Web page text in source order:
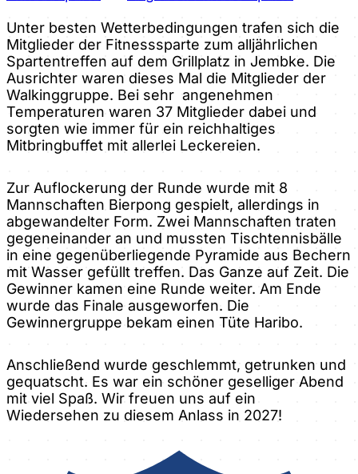
Unter besten Wetterbedingungen trafen sich die
Mitglieder der Fitnesssparte zum alljährlichen
Spartentreffen auf dem Grillplatz in Jembke. Die
Ausrichter waren dieses Mal die Mitglieder der
Walkinggruppe. Bei sehr angenehmen
Temperaturen waren 37 Mitglieder dabei und
sorgten wie immer für ein reichhaltiges
Mitbringbuffet mit allerlei Leckereien.
Zur Auflockerung der Runde wurde mit 8
Mannschaften Bierpong gespielt, allerdings in
abgewandelter Form. Zwei Mannschaften traten
gegeneinander an und mussten Tischtennisbälle
in eine gegenüberliegende Pyramide aus Bechern
mit Wasser gefüllt treffen. Das Ganze auf Zeit. Die
Gewinner kamen eine Runde weiter. Am Ende
wurde das Finale ausgeworfen. Die
Gewinnergruppe bekam einen Tüte Haribo.
Anschließend wurde geschlemmt, getrunken und
gequatscht. Es war ein schöner geselliger Abend
mit viel Spaß. Wir freuen uns auf ein
Wiedersehen zu diesem Anlass in 2027!